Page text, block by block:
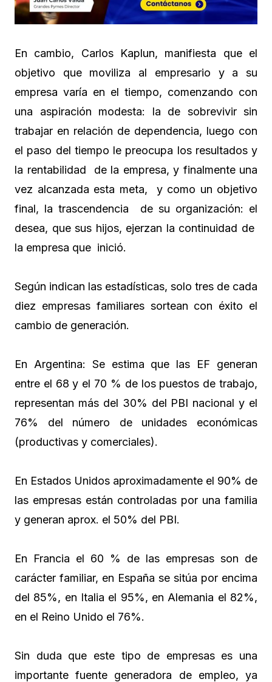
En cambio, Carlos Kaplun, manifiesta que el
objetivo que moviliza al empresario y a su
empresa varía en el tiempo, comenzando con
una aspiración modesta: la de sobrevivir sin
trabajar en relación de dependencia, luego con
el paso del tiempo le preocupa los resultados y
la rentabilidad de la empresa, y finalmente una
vez alcanzada esta meta, y como un objetivo
final, la trascendencia de su organización: el
desea, que sus hijos, ejerzan la continuidad de
la empresa que inició.
Según indican las estadísticas, solo tres de cada
diez empresas familiares sortean con éxito el
cambio de generación.
En Argentina: Se estima que las EF generan
entre el 68 y el 70 % de los puestos de trabajo,
representan más del 30% del PBI nacional y el
76% del número de unidades económicas
(productivas y comerciales).
En Estados Unidos aproximadamente el 90% de
las empresas están controladas por una familia
y generan aprox. el 50% del PBI.
En Francia el 60 % de las empresas son de
carácter familiar, en España se sitúa por encima
del 85%, en Italia el 95%, en Alemania el 82%,
en el Reino Unido el 76%.
Sin duda que este tipo de empresas es una
importante fuente generadora de empleo, ya